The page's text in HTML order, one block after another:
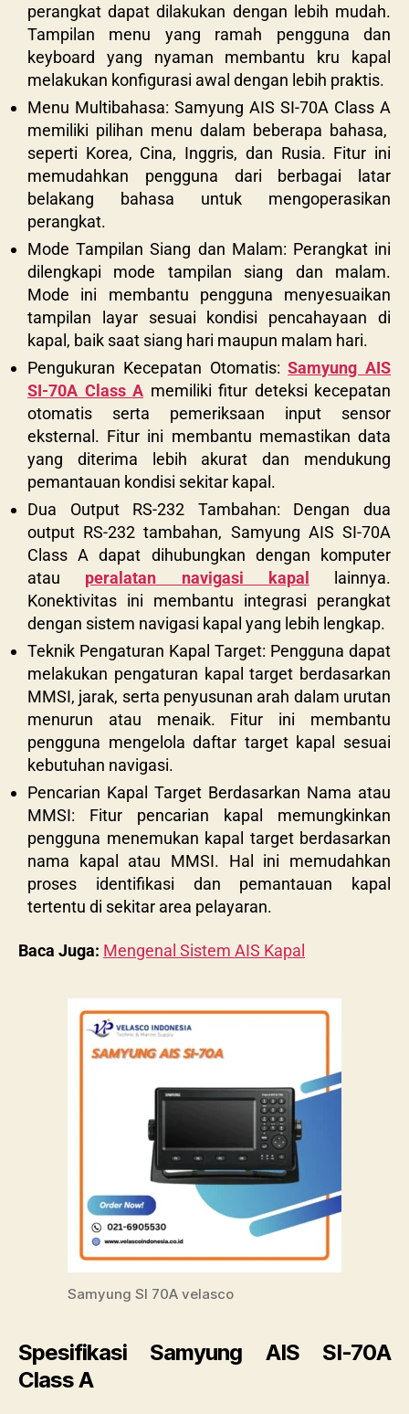
perangkat dapat dilakukan dengan lebih mudah.
Tampilan menu yang ramah pengguna dan
keyboard yang nyaman membantu kru kapal
melakukan konfigurasi awal dengan lebih praktis.
Menu Multibahasa: Samyung AIS SI-70A Class A
memiliki pilihan menu dalam beberapa bahasa,
seperti Korea, Cina, Inggris, dan Rusia. Fitur ini
memudahkan pengguna dari berbagai latar
belakang bahasa untuk mengoperasikan
perangkat.
Mode Tampilan Siang dan Malam: Perangkat ini
dilengkapi mode tampilan siang dan malam.
Mode ini membantu pengguna menyesuaikan
tampilan layar sesuai kondisi pencahayaan di
kapal, baik saat siang hari maupun malam hari.
Pengukuran Kecepatan Otomatis:Samyung AIS
SI-70A Class A memiliki fitur deteksi kecepatan
otomatis serta pemeriksaan input sensor
eksternal. Fitur ini membantu memastikan data
yang diterima lebih akurat dan mendukung
pemantauan kondisi sekitar kapal.
Dua Output RS-232 Tambahan: Dengan dua
output RS-232 tambahan, Samyung AIS SI-70A
Class A dapat dihubungkan dengan komputer
atau peralatan navigasi kapal
lainnya.
Konektivitas ini membantu integrasi perangkat
dengan sistem navigasi kapal yang lebih lengkap.
Teknik Pengaturan Kapal Target: Pengguna dapat
melakukan pengaturan kapal target berdasarkan
MMSI, jarak, serta penyusunan arah dalam urutan
menurun atau menaik. Fitur ini membantu
pengguna mengelola daftar target kapal sesuai
kebutuhan navigasi.
Pencarian Kapal Target Berdasarkan Nama atau
MMSI: Fitur pencarian kapal memungkinkan
pengguna menemukan kapal target berdasarkan
nama kapal atau MMSI. Hal ini memudahkan
proses identifikasi dan pemantauan kapal
tertentu di sekitar area pelayaran.
Baca Juga: Mengenal Sistem AIS Kapal
Samyung SI 70A velasco
Spesifikasi Samyung AIS SI-70A
Class A